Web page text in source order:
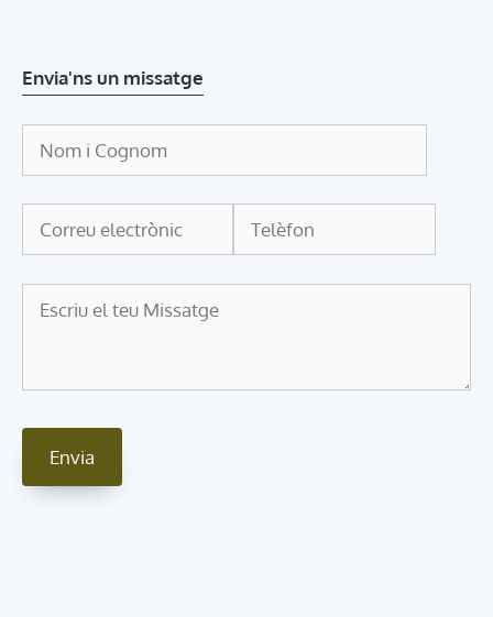
Envia'ns un missatge